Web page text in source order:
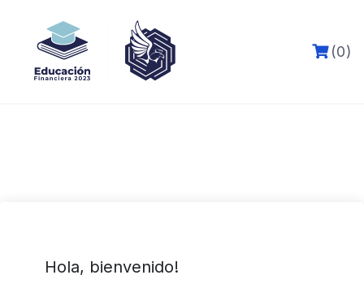
(0)
Hola, bienvenido!